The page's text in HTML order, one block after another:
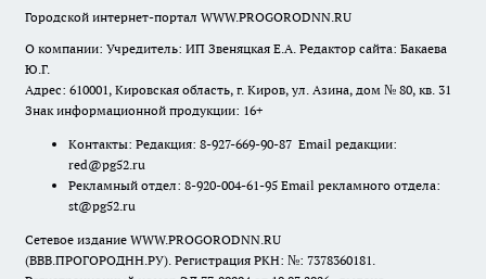
Городской интернет-портал WWW.PROGORODNN.RU
О компании: Учредитель: ИП Звеняцкая Е.А. Редактор сайта: Бакаева
Ю.Г.
Адрес: 610001, Кировская область, г. Киров, ул. Азина, дом № 80, кв. 31
Знак информационной продукции: 16+
Контакты: Редакция: 8-927-669-90-87 Email редакции:
red@pg52.ru
Рекламный отдел: 8-920-004-61-95 Email рекламного отдела:
st@pg52.ru
Сетевое издание WWW.PROGORODNN.RU
(ВВВ.ПРОГОРОДНН.РУ). Регистрация РКН: №: 7378360181.